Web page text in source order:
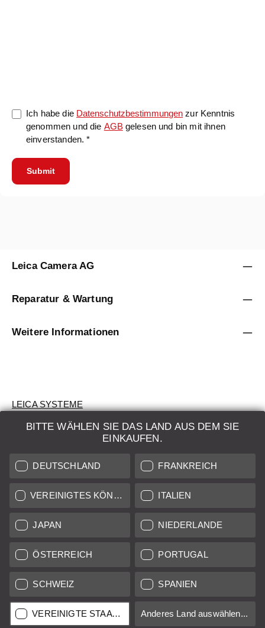
Ich habe die Datenschutzbestimmungen zur Kenntnis
genommen und die AGBgelesen und bin mit ihnen
einverstanden. *
Submit
BITTE WÄHLEN SIE DAS LAND AUS DEM SIE
EINKAUFEN.
DEUTSCHLAND FRANKREICH
VEREINIGTES KÖNIGREICH ITALIEN
JAPAN NIEDERLANDE
ÖSTERREICH PORTUGAL
SCHWEIZ SPANIEN
VEREINIGTE STAATEN Anderes Land auswählen...
Leica Camera AG
Reparatur & Wartung
Weitere Informationen
LEICA SYSTEME
BEWERTUNG
AUKTION
BRAND NEW
LEICA STORES
Alle Preise von in der EU/UK ansässigen Anbietern inkl.
Mehrwertsteuer zzgl.Versandkostensofern nicht anders
Alle Preise von in den USA ansässigen Anbietern exkl. MwSt.